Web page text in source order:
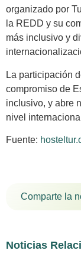
organizado por
la REDD y su
más inclusivo y
La participación
compromiso de
inclusivo, y abre
nivel
Fuente:
Comparte la
Noticias